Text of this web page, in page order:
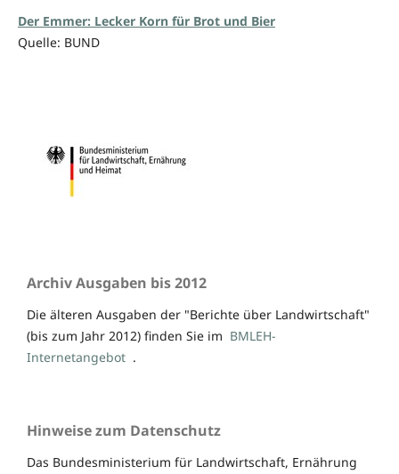
Der Emmer: Lecker Korn für Brot und Bier
Quelle: BUND
Archiv Ausgaben bis 2012
Die älteren Ausgaben der "Berichte über Landwirtschaft"
(bis zum Jahr 2012) finden Sie im BMLEH-
Internetangebot .
Hinweise zum Datenschutz
Das Bundesministerium für Landwirtschaft, Ernährung